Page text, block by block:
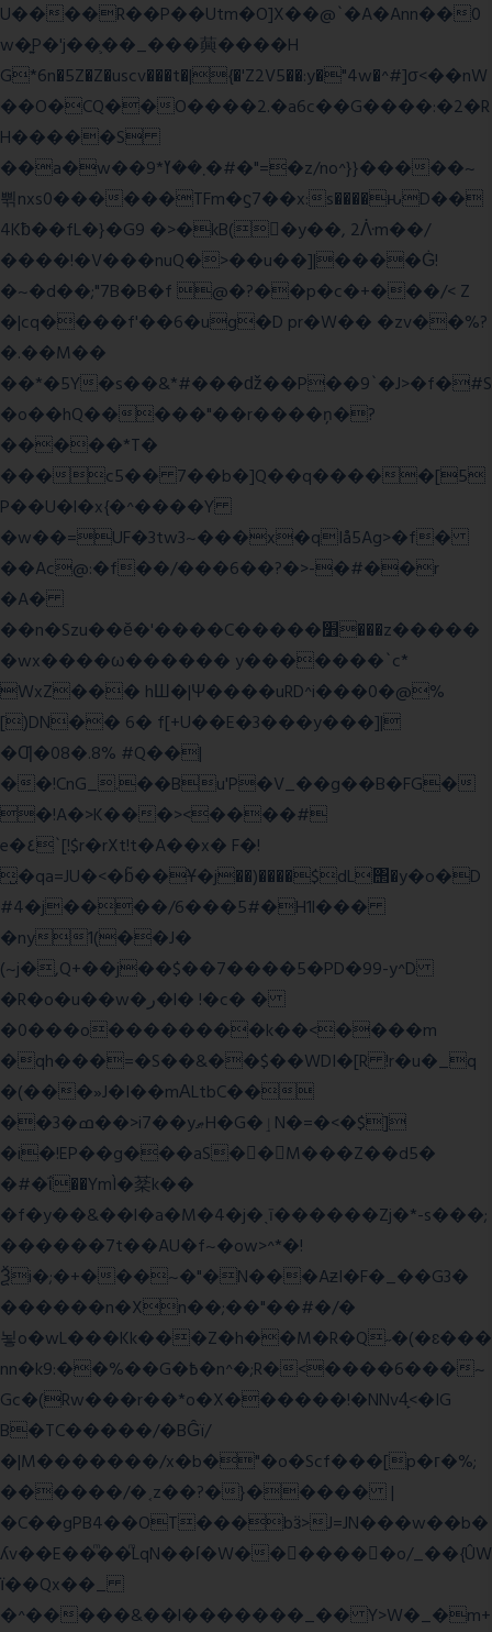
U����R��P��Utm�O]X��@`�A�Ann��0
w�͍P�'j��֛��_���䕟����H
G*6n�5Z�Z�uscv���t�|{�'Z2V5��:y�"4w�^#]σ<��nW
��O�CQ��O����2.�a6c��G����:�2�R
H�����S
��a�w��9*܂��ߌ�#�"=�z/no^}}�����~
쀢nxs0������TFm�ϛ7��x:s����ԋD��
4Kƀ��fL�}�G9 �>�kB(�ِy��, 2ᐿm��/
����!�V���nuQ�>��u��]|����Ġ!
�~�d��;"7B�B�f @�?��p�c�+���/< Z
�|cq����f'��6�ug�D pr�W�� �zv��%?
�.��M��
��*�5Y�s��&*#���ǆ��P��9`�J>�f�#S
�o��hQ�����"��r����ņ�?
�����*T�
���c5�� 7��b�]Q��q�����[5
P��U�l�x{�^����Y
�w��=UF�3tw3~���x�qIå5Ag>�f�
��Ac@:�f��/���6��?�>-�#��r
�A�
��n�Szu��ӗ�'����C�����׻���z�����
�wx����ω������ y�������`c*
WxZ��� hШ�|Ψ����uRD^i���0�@%
[)DN�� 6� f[+U��E�3���y���]|
�Ƣ�08�.8% #Q��|
��!CnG_.��Bu'P�V_��g��B�FG�
�!A�>K���><����#
e�٤`[!$r�rXt!t�A��x� F�!
̮�qa=JU�<�b̃��Ұ�j��)����$dL΢�y�o�D
#4�j����/6���5#�H1l���
�ny1(��J�
(~j�,Q+��j��$��7����5�PD�99-y^D
�R�o�u��w�ر�l� !�c� �
�0���o��������k��<����m
�qh���=�S��&��$��WDI�[R !r�u�_q
�(���»J�I��mΑLtbC��
��3�ߘ��>i7��yޠH�G�ٳN�=�<�$]
�i�!EP��g���aS��M���Z��d5�
�#�ΐ��YmÌ�棻k��
�f�y��&��l�a�M�4�j�ˎī������Zj�*-s���;
������7t� �AU�f~�ow>^*�!
Ѯi�;�+���~�"�N���AƶI�F�_��G3�
������n�Xn��;��"��#�/�
뇧o�wL���Kk���Z�h��M�R�Q˶�(�ɛ���
nn�k9:��%��G�߿�n^�;R�<����6���~
Gc�(Rw���r��*o�X������!�NNv4̙<�IG
B�TC�����/�BĜï/
�|M�������/x�b�"�o�Scf���[p�г�%;
������/�˱z��?�}����� |
�C��gPB4��OT���bӟ>J=JN���w��b�
ʎv��E��ͫ��ͫLqN��ſ�W���ً����o/_��{ÛW
ї��Qx��_
�^�����&��l�������_�� Y>W�_�m+